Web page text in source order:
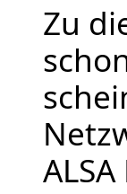
Zu